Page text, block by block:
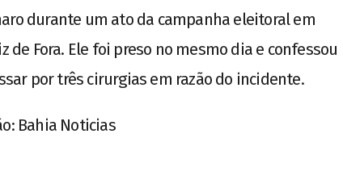
durante um ato da campanha eleitoral em
de Fora. Ele foi preso no mesmo dia e confessou
por três cirurgias em razão do incidente.
Bahia Noticias